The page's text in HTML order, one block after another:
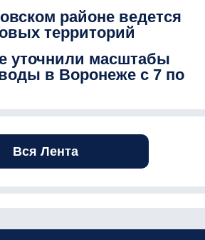
районе ведется
территорий
уточнили масштабы
в Воронеже с 7 по
Вся Лента